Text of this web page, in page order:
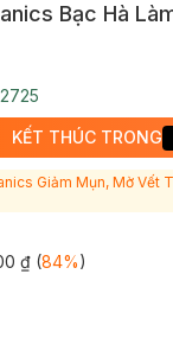
Bạc Hà
KẾT THÚC TRONG
Giảm Mụn, Mờ Vết
₫(84%)